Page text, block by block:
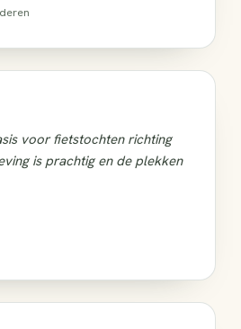
voor fietstochten richting
is prachtig en de plekken